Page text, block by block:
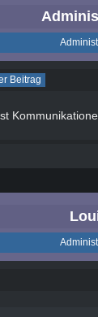
Beitrag